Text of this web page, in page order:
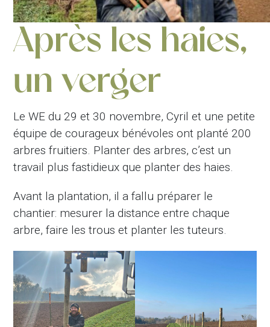
Après les haies,
un verger
Le WE du 29 et 30 novembre, Cyril et une petite
équipe de courageux bénévoles ont planté 200
arbres fruitiers. Planter des arbres, c’est un
travail plus fastidieux que planter des haies.
Avant la plantation, il a fallu préparer le
chantier: mesurer la distance entre chaque
arbre, faire les trous et planter les tuteurs.